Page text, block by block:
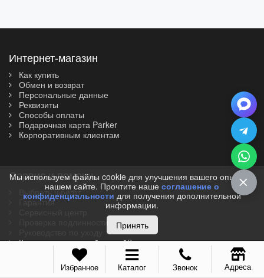
Интернет-магазин
Как купить
Обмен и возврат
Персональные данные
Реквизиты
Способы оплаты
Подарочная карта Parker
Корпоративным клиентам
Сервис и помощь
Выбрать шрифт
Гарантия
Проверка подлинности
Как писать перьевой ручкой?
Информация
Популярные вопросы
Избранное Каталог Звонок Адреса
Мы используем файлы cookie для улучшения вашего опыта на
нашем сайте. Прочтите наше соглашение о
конфиденциальности для получения дополнительной
информации.
Принять